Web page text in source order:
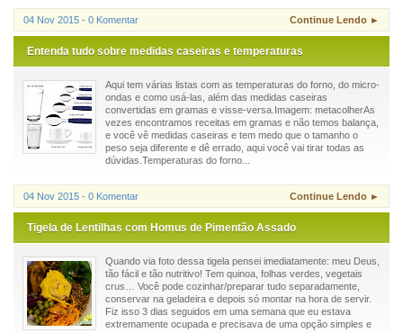
04 Nov 2015 - 0 Komentar Continue Lendo ►
Entenda tudo sobre medidas caseiras e temperaturas
Aqui tem várias listas com as temperaturas do forno, do micro-
ondas e como usá-las, além das medidas caseiras
convertidas em gramas e visse-versa.Imagem: metacolherAs
vezes encontramos receitas em gramas e não temos balança,
e você vê medidas caseiras e tem medo que o tamanho o
peso seja diferente e dê errado, aqui você vai tirar todas as
dúvidas.Temperaturas do forno...
04 Nov 2015 - 0 Komentar Continue Lendo ►
Tigela de Lentilhas com Homus de Pimentão Assado
Quando via foto dessa tigela pensei imediatamente: meu Deus,
tão fácil e tão nutritivo! Tem quinoa, folhas verdes, vegetais
crus… Você pode cozinhar/preparar tudo separadamente,
conservar na geladeira e depois só montar na hora de servir.
Fiz isso 3 dias seguidos em uma semana que eu estava
extremamente ocupada e precisava de uma opção simples e